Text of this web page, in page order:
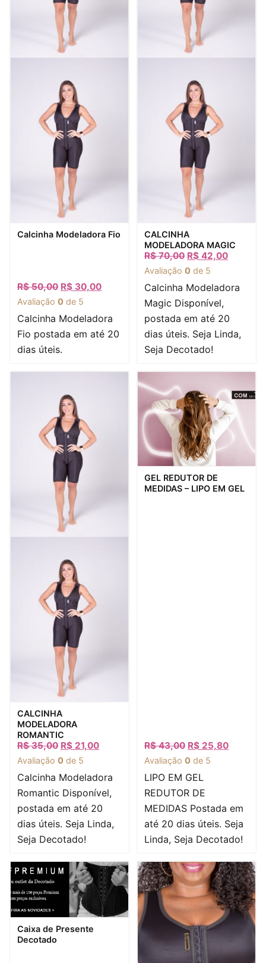
Visualização rápida
Calcinha Modeladora Fio
R$50,00 R$ 30,00
Avaliação 0 de 5
Calcinha Modeladora
Fio postada em até 20
dias úteis.
Visualização rápida
CALCINHA
MODELADORA MAGIC
R$70,00 R$ 42,00
Avaliação 0 de 5
Calcinha Modeladora
Magic Disponível,
postada em até 20
dias úteis. Seja Linda,
Seja Decotado!
Visualização rápida
CALCINHA
MODELADORA
ROMANTIC
R$35,00 R$ 21,00
Avaliação 0 de 5
Calcinha Modeladora
Romantic Disponível,
postada em até 20
dias úteis. Seja Linda,
Seja Decotado!
Visualização rápida
GEL REDUTOR DE
MEDIDAS – LIPO EM GEL
R$43,00 R$ 25,80
Avaliação 0 de 5
LIPO EM GEL
REDUTOR DE
MEDIDAS Postada em
até 20 dias úteis. Seja
Linda, Seja Decotado!
Visualização rápida
Caixa de Presente
Decotado